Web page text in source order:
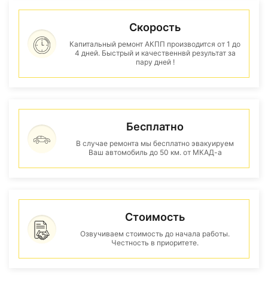
Скорость
Капитальный ремонт АКПП производится от 1 до
4 дней. Быстрый и качественнвй результат за
пару дней !
Бесплатно
В случае ремонта мы бесплатно эвакуируем
Ваш автомобиль до 50 км. от МКАД-а
Стоимость
Озвучиваем стоимость до начала работы.
Честность в приоритете.